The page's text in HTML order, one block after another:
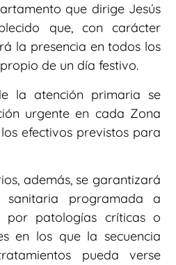
que dirige Jesús
que, con carácter
la presencia en todos los
de un día festivo.
la atención primaria se
urgente en cada Zona
efectivos previstos para
además, se garantizará
sanitaria programada a
por patologías críticas o
en los que la secuencia
pueda verse